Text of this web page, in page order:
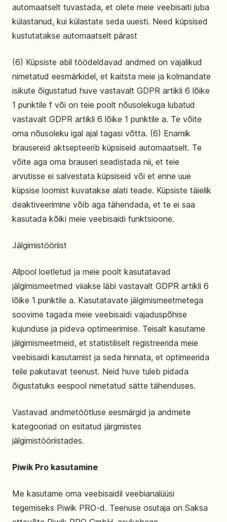
automaatselt tuvastada, et olete meie veebisaiti juba
külastanud, kui külastate seda uuesti. Need küpsised
kustutatakse automaatselt pärast
(6) Küpsiste abil töödeldavad andmed on vajalikud
nimetatud eesmärkidel, et kaitsta meie ja kolmandate
isikute õigustatud huve vastavalt GDPR artikli 6 lõike
1 punktile f või on teie poolt nõusolekuga lubatud
vastavalt GDPR artikli 6 lõike 1 punktile a. Te võite
oma nõusoleku igal ajal tagasi võtta. (6) Enamik
brausereid aktsepteerib küpsiseid automaatselt. Te
võite aga oma brauseri seadistada nii, et teie
arvutisse ei salvestata küpsiseid või et enne uue
küpsise loomist kuvatakse alati teade. Küpsiste täielik
deaktiveerimine võib aga tähendada, et te ei saa
kasutada kõiki meie veebisaidi funktsioone.
Jälgimistööriist
Allpool loetletud ja meie poolt kasutatavad
jälgimismeetmed viiakse läbi vastavalt GDPR artikli 6
lõike 1 punktile a. Kasutatavate jälgimismeetmetega
soovime tagada meie veebisaidi vajaduspõhise
kujunduse ja pideva optimeerimise. Teisalt kasutame
jälgimismeetmeid, et statistiliselt registreerida meie
veebisaidi kasutamist ja seda hinnata, et optimeerida
teile pakutavat teenust. Neid huve tuleb pidada
õigustatuks eespool nimetatud sätte tähenduses.
Vastavad andmetöötluse eesmärgid ja andmete
kategooriad on esitatud järgmistes
jälgimistööriistades.
Piwik Pro kasutamine
Me kasutame oma veebisaidil veebianalüüsi
tegemiseks Piwik PRO-d. Teenuse osutaja on Saksa